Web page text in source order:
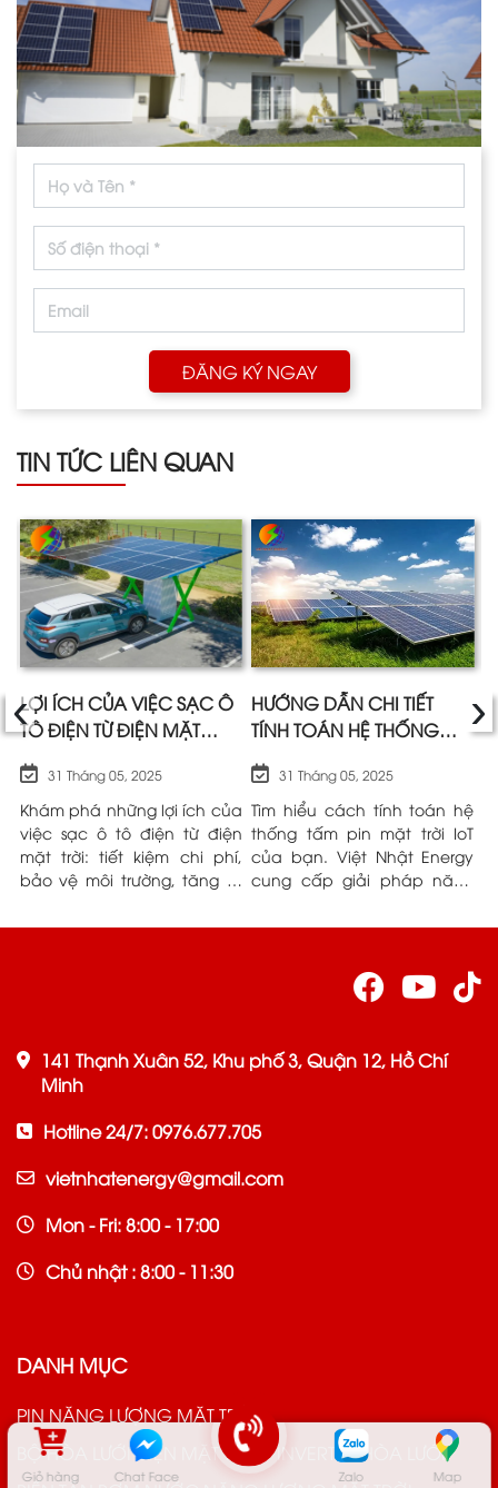
Giỏ hàng Chat Face Zalo Map
ĐĂNG KÝ NGAY
TIN TỨC LIÊN QUAN
LỢI ÍCH CỦA VIỆC SẠC Ô
TÔ ĐIỆN TỪ ĐIỆN MẶT
31 Tháng 05, 2025
Khám phá những lợi ích của
việc sạc ô tô điện từ điện
mặt trời: tiết kiệm chi phí,
bảo vệ môi trường, tăng tự
hành cùng bạn.
HƯỚNG DẪN CHI TIẾT
TÍNH TOÁN HỆ THỐNG
VIỆT NHẬT ENERGY
31 Tháng 05, 2025
Tìm hiểu cách tính toán hệ
thống tấm pin mặt trời IoT
của bạn. Việt Nhật Energy
cung cấp giải pháp năng
‹ ›
141 Thạnh Xuân 52, Khu phố 3, Quận 12, Hồ Chí
Minh
Hotline 24/7: 0976.677.705
vietnhatenergy@gmail.com
Mon - Fri: 8:00 - 17:00
Chủ nhật : 8:00 - 11:30
DANH MỤC
PIN NĂNG LƯỢNG MẶT TRỜI
BỘ HÒA LƯỚI ĐIỆN MẶT TRỜI - INVERTER HÒA LƯỚI